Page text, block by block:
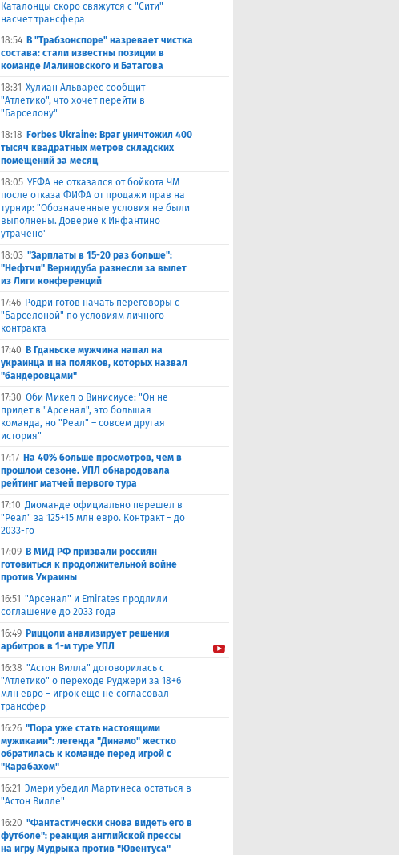
Каталонцы скоро свяжутся с "Сити"
насчет трансфера
18:54 В "Трабзонспоре" назревает чистка
состава: стали известны позиции в
команде Малиновского и Батагова
18:31 Хулиан Альварес сообщит
"Атлетико", что хочет перейти в
"Барселону"
18:18 Forbes Ukraine: Враг уничтожил 400
тысяч квадратных метров складских
помещений за месяц
18:05 УЕФА не отказался от бойкота ЧМ
после отказа ФИФА от продажи прав на
турнир: "Обозначенные условия не были
выполнены. Доверие к Инфантино
утрачено"
18:03 "Зарплаты в 15-20 раз больше":
"Нефтчи" Вернидуба разнесли за вылет
из Лиги конференций
17:46 Родри готов начать переговоры с
"Барселоной" по условиям личного
контракта
17:40 В Гданьске мужчина напал на
украинца и на поляков, которых назвал
"бандеровцами"
17:30 Оби Микел о Винисиусе: "Он не
придет в "Арсенал", это большая
команда, но "Реал" – совсем другая
история"
17:17 На 40% больше просмотров, чем в
прошлом сезоне. УПЛ обнародовала
рейтинг матчей первого тура
17:10 Диоманде официально перешел в
"Реал" за 125+15 млн евро. Контракт – до
2033-го
17:09 В МИД РФ призвали россиян
готовиться к продолжительной войне
против Украины
16:51 "Арсенал" и Emirates продлили
соглашение до 2033 года
16:49 Риццоли анализирует решения
арбитров в 1-м туре УПЛ
16:38 "Астон Вилла" договорилась с
"Атлетико" о переходе Руджери за 18+6
млн евро – игрок еще не согласовал
трансфер
16:26 "Пора уже стать настоящими
мужиками": легенда "Динамо" жестко
обратилась к команде перед игрой с
"Карабахом"
16:21 Эмери убедил Мартинеса остаться в
"Астон Вилле"
16:20 "Фантастически снова видеть его в
футболе": реакция английской прессы
на игру Мудрыка против "Ювентуса"